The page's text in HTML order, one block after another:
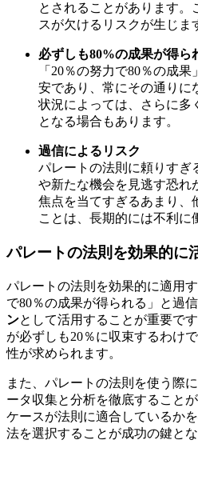
とされることがあります。
スが欠けるリスクが生じま
必ずしも80%の成果が得ら
「20％の努力で80％の成
安であり、常にその通りに
状況によっては、さらに多
となる場合もあります。
過信によるリスク
パレートの法則に頼りすぎ
や新たな機会を見逃す恐れ
焦点を当てすぎるあまり、
ことは、長期的には不利に
パレートの法則を効果的に
パレートの法則を効果的に適用
で80％の成果が得られる」と過
ンとして活用することが重要で
が必ずしも20％に収束するわけ
性が求められます。
また、パレートの法則を使う際
ータ収集と分析を徹底すること
ケースが法則に適合しているか
法を選択することが成功の鍵とな